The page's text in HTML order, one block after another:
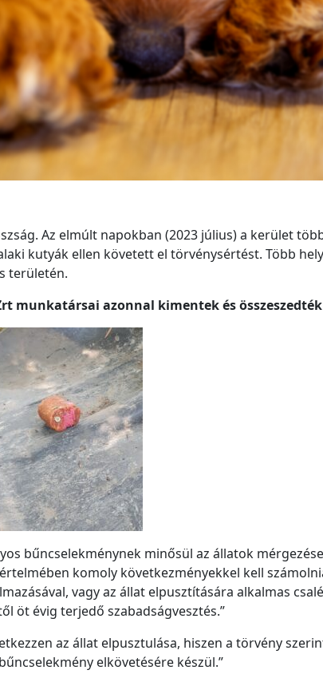
Az elmúlt napokban (2023 július) a kerület
kutyák ellen követett el törvénysértést. Több
területén.
munkatársai azonnal kimentek és
bűncselekménynek minősül az állatok
komoly következményekkel kell
vagy az állat elpusztítására alkalmas
öt évig terjedő szabadságvesztés.”
az állat elpusztulása, hiszen a törvény
elkövetésére készül.”